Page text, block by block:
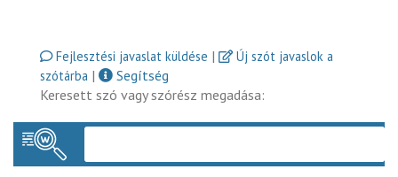
Fejlesztési javaslat küldése |
Új szót javaslok a
szótárba |
Segítség
Keresett szó vagy szórész megadása: